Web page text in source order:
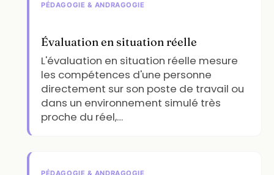
PÉDAGOGIE & ANDRAGOGIE
Évaluation en situation réelle
L'évaluation en situation réelle mesure
les compétences d'une personne
directement sur son poste de travail ou
dans un environnement simulé très
proche du réel,…